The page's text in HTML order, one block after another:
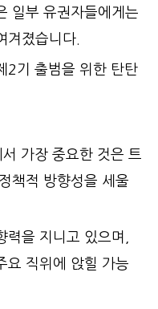
일부 유권자들에게는
겨졌습니다.
2기 출범을 위한 탄탄
가장 중요한 것은 트
책적 방향성을 세울
을 지니고 있으며,
요 직위에 앉힐 가능